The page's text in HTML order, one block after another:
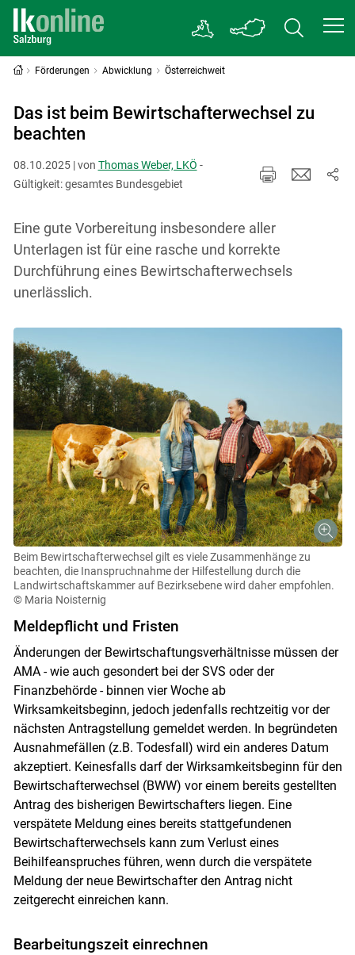
Förderungen Abwicklung Österreichweit
Das ist beim Bewirtschafterwechsel zu
beachten
08.10.2025 | von Thomas Weber, LKÖ -
Gültigkeit: gesamtes Bundesgebiet
Eine gute Vorbereitung insbesondere aller
Unterlagen ist für eine rasche und korrekte
Durchführung eines Bewirtschafterwechsels
unerlässlich.
Beim Bewirtschafterwechsel gilt es viele Zusammenhänge zu
beachten, die Inanspruchnahme der Hilfestellung durch die
Landwirtschaftskammer auf Bezirksebene wird daher empfohlen.
© Maria Noisternig
Meldepflicht und Fristen
Änderungen der Bewirtschaftungsverhältnisse müssen der
AMA - wie auch gesondert bei der SVS oder der
Finanzbehörde - binnen vier Woche ab
Wirksamkeitsbeginn, jedoch jedenfalls rechtzeitig vor der
nächsten Antragstellung gemeldet werden. In begründeten
Ausnahmefällen (z.B. Todesfall) wird ein anderes Datum
akzeptiert. Keinesfalls darf der Wirksamkeitsbeginn für den
Bewirtschafterwechsel (BWW) vor einem bereits gestellten
Antrag des bisherigen Bewirtschafters liegen. Eine
verspätete Meldung eines bereits stattgefundenen
Bewirtschafterwechsels kann zum Verlust eines
Beihilfeanspruches führen, wenn durch die verspätete
Meldung der neue Bewirtschafter den Antrag nicht
zeitgerecht einreichen kann.
Bearbeitungszeit einrechnen